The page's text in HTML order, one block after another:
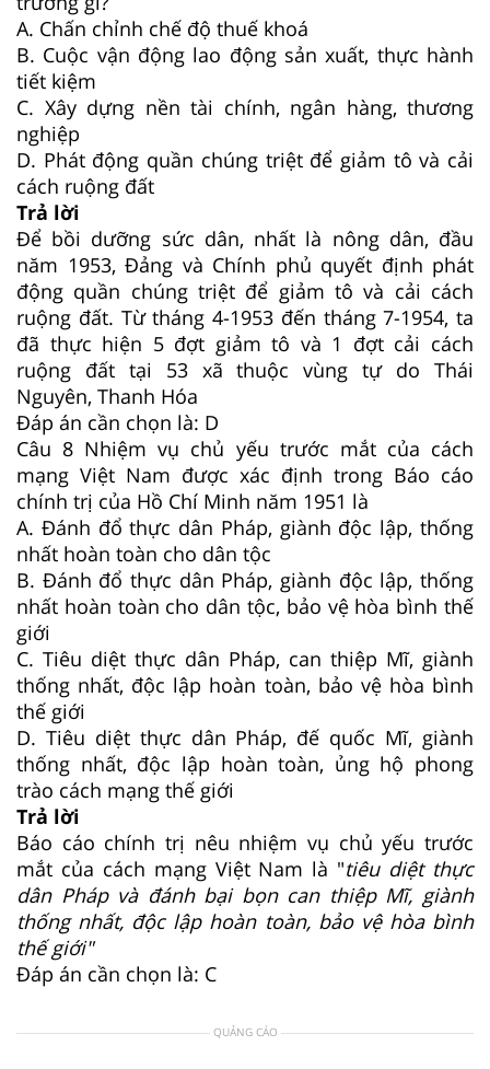
A. Chấn chỉnh chế độ thuế khoá
B. Cuộc vận động lao động sản xuất, thực hành
tiết kiệm
C. Xây dựng nền tài chính, ngân hàng, thương
nghiệp
D. Phát động quần chúng triệt để giảm tô và cải
cách ruộng đất
Trả lời
Để bồi dưỡng sức dân, nhất là nông dân, đầu
năm 1953, Đảng và Chính phủ quyết định phát
động quần chúng triệt để giảm tô và cải cách
ruộng đất. Từ tháng 4-1953 đến tháng 7-1954, ta
đã thực hiện 5 đợt giảm tô và 1 đợt cải cách
ruộng đất tại 53 xã thuộc vùng tự do Thái
Nguyên, Thanh Hóa
Đáp án cần chọn là: D
Câu 8 Nhiệm vụ chủ yếu trước mắt của cách
mạng Việt Nam được xác định trong Báo cáo
chính trị của Hồ Chí Minh năm 1951 là
A. Đánh đổ thực dân Pháp, giành độc lập, thống
nhất hoàn toàn cho dân tộc
B. Đánh đổ thực dân Pháp, giành độc lập, thống
nhất hoàn toàn cho dân tộc, bảo vệ hòa bình thế
giới
C. Tiêu diệt thực dân Pháp, can thiệp Mĩ, giành
thống nhất, độc lập hoàn toàn, bảo vệ hòa bình
thế giới
D. Tiêu diệt thực dân Pháp, đế quốc Mĩ, giành
thống nhất, độc lập hoàn toàn, ủng hộ phong
trào cách mạng thế giới
Trả lời
Báo cáo chính trị nêu nhiệm vụ chủ yếu trước
mắt của cách mạng Việt Nam là "tiêu diệt thực
dân Pháp và đánh bại bọn can thiệp Mĩ, giành
thống nhất, độc lập hoàn toàn, bảo vệ hòa bình
thế giới"
Đáp án cần chọn là: C
QUẢNG CÁO